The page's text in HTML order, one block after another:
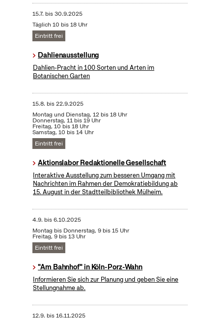
15.7. bis30.9.2025
Täglich 10 bis 18 Uhr
Eintritt frei
Dahlienausstellung
Dahlien-Pracht in 100 Sorten und Arten im
Botanischen Garten
15.8. bis22.9.2025
Montag und Dienstag, 12 bis 18 Uhr
Donnerstag, 11 bis 19 Uhr
Freitag, 10 bis 18 Uhr
Samstag, 10 bis 14 Uhr
Eintritt frei
Aktionslabor Redaktionelle Gesellschaft
Interaktive Ausstellung zum besseren Umgang mit
Nachrichten im Rahmen der Demokratiebildung ab
15. August in der Stadtteilbibliothek Mülheim.
4.9. bis6.10.2025
Montag bis Donnerstag, 9 bis 15 Uhr
Freitag, 9 bis 13 Uhr
Eintritt frei
"Am Bahnhof" in Köln-Porz-Wahn
Informieren Sie sich zur Planung und geben Sie eine
Stellungnahme ab.
12.9. bis16.11.2025